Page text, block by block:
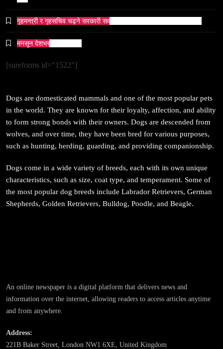
सम्पदा
जनकपुर सहित तराई मधेसका विभिन्न स्थानहरूमा पर्व छठ
संस्कृति
February 27, 2026
गृहमन्त्री र गृहसचिव चढ्ने सरकारी सवारीसाधनबाट समेत कालो सिसा हटाइयो
मनसून देशभर प्रवेश गर्दै ।
[sureforms id="1522"]
Dogs are domesticated mammals and one of the most popular pets
in the world. They are known for their loyalty, affection, and ability
to form strong bonds with their owners. Dogs are descended from
wolves, and over time, they have been bred for various purposes,
such as hunting, herding, guarding, and providing companionship.
Dogs come in a wide variety of breeds, each with its own unique
characteristics, such as size, coat type, and temperament. Some of
the most popular dog breeds include Labrador Retrievers, German
Shepherds, Golden Retrievers, Bulldog, Poodle, and Beagle.
An online newspaper is a digital platform that delivers news and
information over the internet, allowing readers to access articles anytime
and from anywhere.
Address:
221B Baker Street, London NW1 6XE, United Kingdom